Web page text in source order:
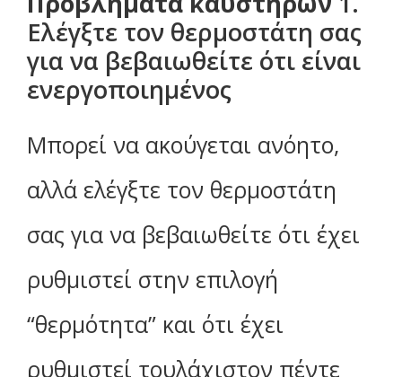
Ελέγξτε τον θερμοστάτη σας
για να βεβαιωθείτε ότι είναι
ενεργοποιημένος
Μπορεί να ακούγεται ανόητο,
αλλά ελέγξτε τον θερμοστάτη
σας για να βεβαιωθείτε ότι έχει
ρυθμιστεί στην επιλογή
“θερμότητα” και ότι έχει
ρυθμιστεί τουλάχιστον πέντε